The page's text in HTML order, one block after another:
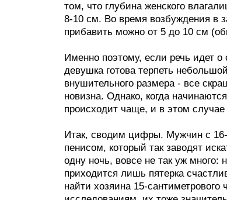
том, что глубина женского
8-10 см. Во время возбуждения в
прибавить можно от 5 до 10 см
Именно поэтому, если речь идет о
девушка готова терпеть
внушительного размера - все
новизна. Однако, когда
происходит чаще, и в этом случае
Итак, сводим цифры. Мужчин с
пенисом, который так заводят
одну ночь, вовсе не так уж много:
приходится лишь пятерка
найти хозяина 15-сантиметрового